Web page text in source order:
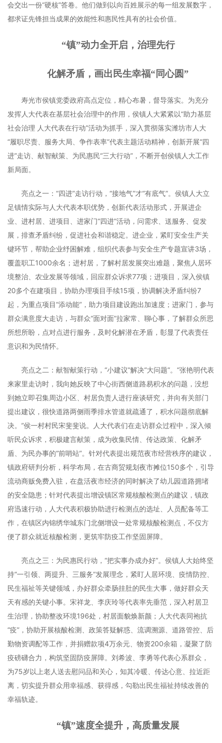
会交出一份“硬核”答卷。他们做到以向百姓展示的每一组发展数字，
都求证先锋担当成果的效能性和惠民性具有的社会价值。
“镇”动力全开启，治理先行
化解矛盾，画出民生幸福“同心圆”
寿光市侯镇党委政府高点定位，精心布暑，督导落实。为充分
发挥人大代表在基层社会治理中的作用，侯镇人大紧紧以“助力基层
社会治理 人大代表在行动”活动为抓手，深入贯彻落实潍坊市人大
“履职尽责、服务大局、争作表率”代表主题活动精神，创新开展“四
进”走访、献智献策、为民惠民“三大行动”，不断开创侯镇人大工作
新局面。
亮点之一：“四进”走访行动，“接地气”才“有底气”。侯镇人大立
足镇情实际与人大代表本职优势，创新代表活动形式，开展进企
业、进村居、进项目、进家门“四进”活动，问需求、送服务、促发
展，排查矛盾纠纷，促进社会和谐稳定。进企业，紧盯安全生产关
键环节，帮助企业纾困解难，组织代表参与安全生产专题宣讲3场，
覆盖职工1000余名；进村居，了解村居发展突出难题，聚焦人居环
境整治、农业发展等领域，回应群众诉求77项；进项目，深入侯镇
20多个在建项目，协助办理项目手续15项，协调解决矛盾纠纷7
起，为重点项目“添动能”，助力项目建设跑出加速度；进家门，参与
群众满意度大走访，与群众“面对面”拉家常、聊心事，了解群众所思
所想所盼，点对点进行服务，及时化解潜在矛盾，彰显了代表责任
意识和为民情怀。
亮点之二：献智献策行动，“小建议”解决“大问题”。“张艳明代表
来家里走访时，我向她反映了中心街西侧道路易积水的问题，没想
到她立即召集周边小区、村居负责人进行座谈研究，并向有关部门
提出建议，很快道路两侧雨季排水管道就疏通了，积水问题彻底解
决。”侯一村村民宋斐斐说。人大代表们在走访群众过程中，深入倾
听民众诉求，积极建言献策，成为收集民情、传达政策、化解矛
盾、为民办事的“前哨站”。针对代表提出规范夜市经营秩序的建议，
镇政府研判分析，科学布局，在古商贸规划夜市摊位150多个，引导
流动商贩免费入驻，在盘活夜市经济的同时解决了幼儿园道路拥堵
的安全隐患；针对代表提出增设镇区常规核酸检测点的建议，镇政
府迅速行动，人大代表积极协助进行检测点的选址、人员配备等工
作，在镇区内锦绣华城东门北侧增设一处常规核酸检测点，不仅方
便了群众就近核酸检测，更筑牢防疫工作坚固屏障。
亮点之三：为民惠民行动，“把实事办成办好”。侯镇人大始终坚
持“一引领、两提升、三服务”发展理念，紧盯人居环境、疫情防控、
民生福祉等关键领域，办好群众牵肠挂肚的民生大事，做好群众天
天有感的关键小事。宋祥龙、李庆玲等代表率先垂范，深入村居卫
生治理，协助整改环境196处，村居面貌焕新颜；人大代表同袍抗
“疫”，协助开展核酸检测、政策答疑解惑、流调溯源、道路管控、后
勤物资调配等工作，并捐赠款项4万余元、物资200余箱，凝聚了防
疫磅礴合力，构筑坚固防疫屏障。刘希波、李勇等代表心系群众，
为75岁以上老人送去慰问品和关心，知其冷暖、传达心意、拉近距
离，切实提升群众用幸福感、获得感，勾勒出民生福祉持续改善的
幸福轨迹。
“镇”速度全提升，高质量发展